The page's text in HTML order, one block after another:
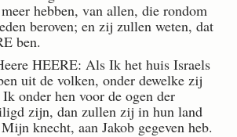
hebben, van allen, die rondom
beroven; en zij zullen weten, dat
ben.
HEERE: Als Ik het huis Israels
uit de volken, onder dewelke zij
onder hen voor de ogen der
zijn, dan zullen zij in hun land
knecht, aan Jakob gegeven heb.